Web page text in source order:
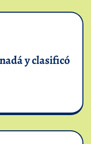
y clasificó